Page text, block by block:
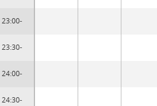
23:00-
23:30-
24:00-
24:30-